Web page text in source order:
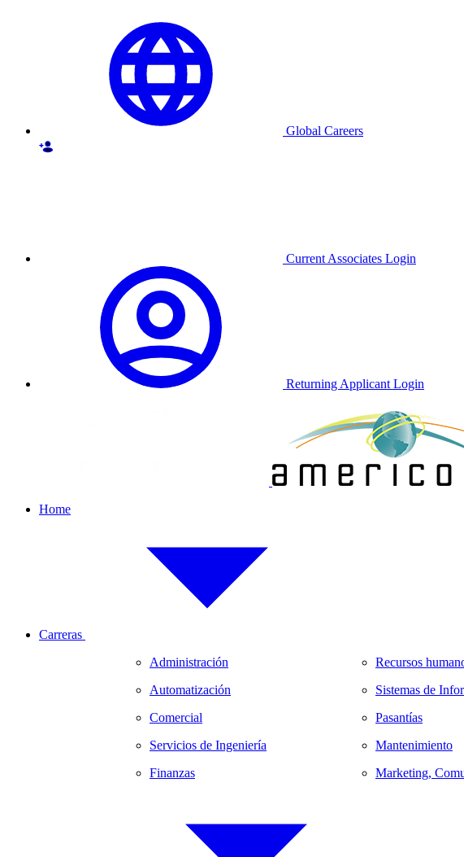
Global Careers
Current Associates Login
Returning Applicant Login
Home
Carreras
Administración
Automatización
Comercial
Servicios de Ingeniería
Finanzas
Recursos
Sistemas de
Pasantías
Mantenimiento
Marketing,